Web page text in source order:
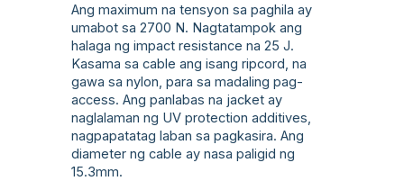
Ang maximum na tensyon sa paghila ay
umabot sa 2700 N. Nagtatampok ang
halaga ng impact resistance na 25 J.
Kasama sa cable ang isang ripcord, na
gawa sa nylon, para sa madaling pag-
access. Ang panlabas na jacket ay
naglalaman ng UV protection additives,
nagpapatatag laban sa pagkasira. Ang
diameter ng cable ay nasa paligid ng
15.3mm.